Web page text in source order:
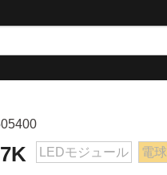
LEDモジュール 電